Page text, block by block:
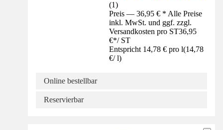
(1)
Preis — 36,95 € * Alle Preise
inkl. MwSt. und ggf. zzgl.
Versandkosten pro ST36,95
€*/ ST
Entspricht 14,78 € pro l(14,78
€/ l)
Online bestellbar
Reservierbar